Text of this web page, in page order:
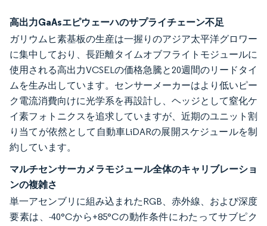
高出力GaAsエピウェーハのサプライチェーン不足
ガリウムヒ素基板の生産は一握りのアジア太平洋グロワー
に集中しており、長距離タイムオブフライトモジュールに
使用される高出力VCSELの価格急騰と20週間のリードタイ
ムを生み出しています。センサーメーカーはより低いピー
ク電流消費向けに光学系を再設計し、ヘッジとして窒化ケ
イ素フォトニクスを追求していますが、近期のユニット割
り当てが依然として自動車LiDARの展開スケジュールを制
約しています。
マルチセンサーカメラモジュール全体のキャリブレーショ
ンの複雑さ
単一アセンブリに組み込まれたRGB、赤外線、および深度
要素は、-40°Cから+85°Cの動作条件にわたってサブピク